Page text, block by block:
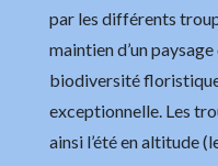
par les différents
maintien d’un
biodiversité
exceptionnelle. Les
ainsi l’été en altitude